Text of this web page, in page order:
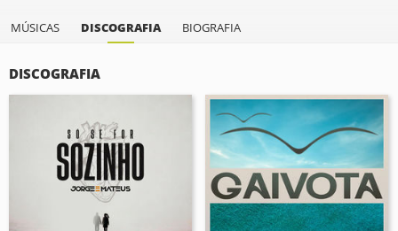
MÚSICAS DISCOGRAFIA BIOGRAFIA
DISCOGRAFIA